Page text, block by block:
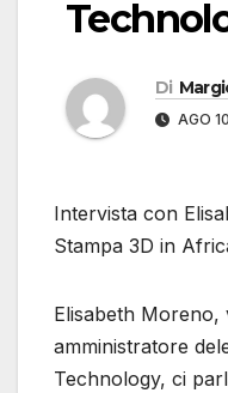
Di
AGO
Intervista con
Stampa 3D in
Elisabeth Moreno,
amministratore
Technology, ci